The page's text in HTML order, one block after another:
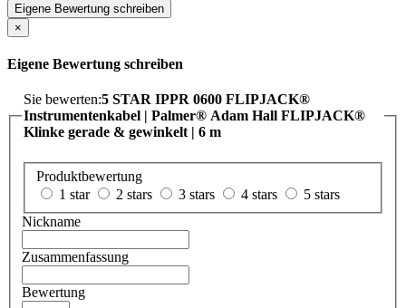
Eigene Bewertung schreiben
×
Eigene Bewertung schreiben
Sie bewerten:5 STAR IPPR 0600 FLIPJACK®
Instrumentenkabel | Palmer® Adam Hall FLIPJACK®
Klinke gerade & gewinkelt | 6 m
Produktbewertung
1 star
2 stars 3 stars 4 stars
5 stars
Nickname
Zusammenfassung
Bewertung